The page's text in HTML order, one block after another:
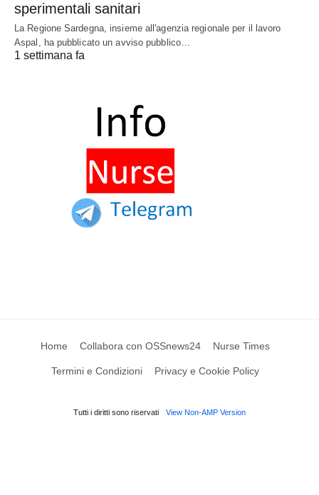
sperimentali sanitari
La Regione Sardegna, insieme all'agenzia regionale per il lavoro
Aspal, ha pubblicato un avviso pubblico…
1 settimana fa
Home Collabora con OSSnews24 Nurse Times
Termini e Condizioni Privacy e Cookie Policy
Tutti i diritti sono riservati View Non-AMP Version